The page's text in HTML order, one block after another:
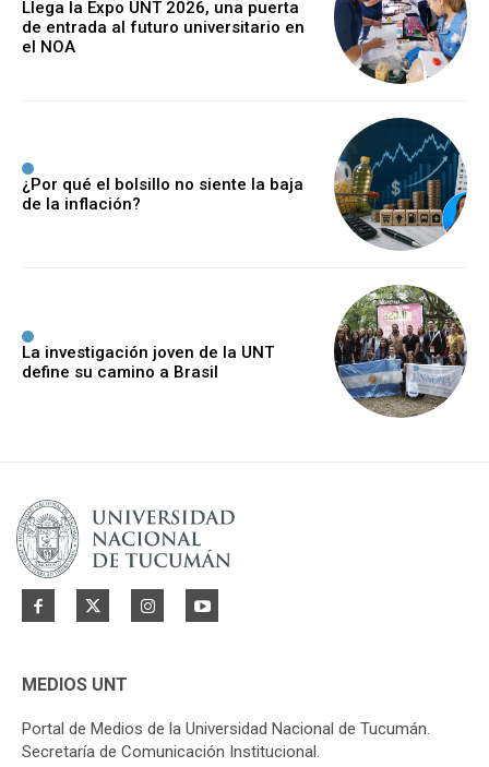
Llega la Expo UNT 2026, una puerta
de entrada al futuro universitario en
el NOA
¿Por qué el bolsillo no siente la baja
de la inflación?
La investigación joven de la UNT
define su camino a Brasil
MEDIOS UNT
Portal de Medios de la Universidad Nacional de Tucumán.
Secretaría de Comunicación Institucional.